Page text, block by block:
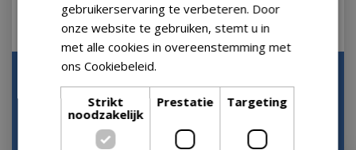
Self-watering insert
d33cm living black
Op voorraad
d17cm living black
Op voorraad
gebruikerservaring te verbeteren. Door
onze website te gebruiken, stemt u in
met alle cookies in overeenstemming met
ons Cookiebeleid.
Strikt
noodzakelijk
Prestatie Targeting